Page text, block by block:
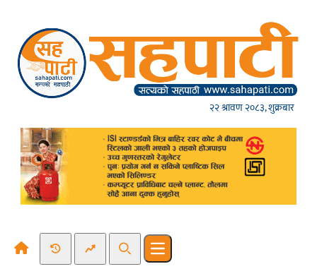
२२ श्रावण २०८३, शुक्रबार
Recent NewsTrending News
SearchOpen main menu